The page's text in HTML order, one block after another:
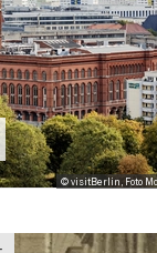
© visitBerlin, Foto